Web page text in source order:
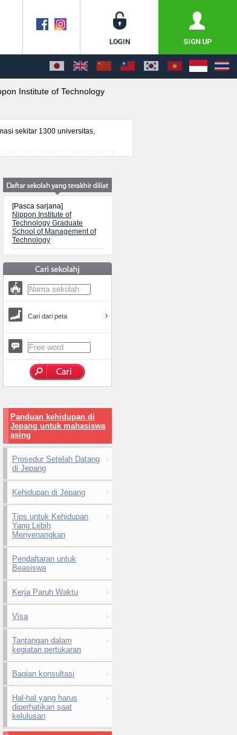
Institute of Technology
sekitar 1300 universitas,
riset seperti %% research %%,
[Pasca sarjana]
Nippon Institute of
Technology Graduate
School of Management of
Technology
Cari dari peta
Panduan kehidupan di
Jepang untuk mahasiswa
asing
Prosedur Setelah Datang
di Jepang
Kehidupan di Jepang
Tips untuk Kehidupan
Yang Lebih
Menyenangkan
Pendaftaran untuk
Beasiswa
Kerja Paruh Waktu
Visa
Tantangan dalam
kegiatan pertukaran
Bagian konsultasi
Hal-hal yang harus
diperhatikan saat
kelulusan